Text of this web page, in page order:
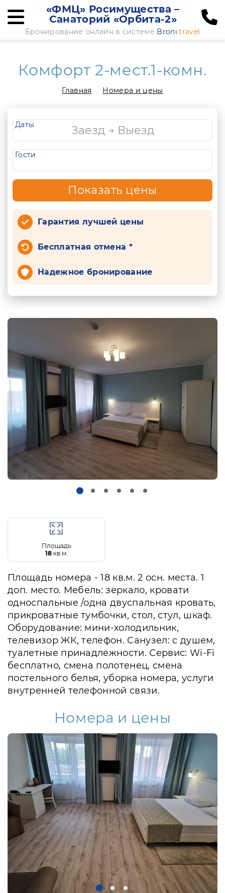
«ФМЦ» Росимущества –
Санаторий «Орбита-2»
Бронирование онлайн в системе Broni.travel
Комфорт 2-мест.1-комн.
Главная Номера и цены
Даты
Гости
Показать цены
Гарантия лучшей цены
Бесплатная отмена *
Надежное бронирование
Площадь
18кв.м.
Площадь номера - 18 кв.м. 2 осн. места. 1
доп. место. Мебель: зеркало, кровати
односпальные /одна двуспальная кровать,
прикроватные тумбочки, стол, стул, шкаф.
Оборудование: мини-холодильник,
телевизор ЖК, телефон. Санузел: с душем,
туалетные принадлежности. Сервис: Wi-Fi
бесплатно, смена полотенец, смена
постельного белья, уборка номера, услуги
внутренней телефонной связи.
Номера и цены